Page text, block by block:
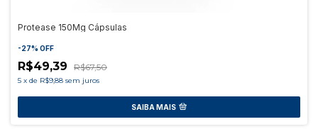
Protease 150Mg Cápsulas
-27% OFF
R$49,39 R$67,50
5 x de R$9,88 sem juros
SAIBA MAIS